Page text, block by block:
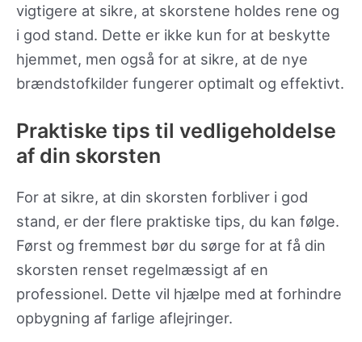
vigtigere at sikre, at skorstene holdes rene og
i god stand. Dette er ikke kun for at beskytte
hjemmet, men også for at sikre, at de nye
brændstofkilder fungerer optimalt og effektivt.
Praktiske tips til vedligeholdelse
af din skorsten
For at sikre, at din skorsten forbliver i god
stand, er der flere praktiske tips, du kan følge.
Først og fremmest bør du sørge for at få din
skorsten renset regelmæssigt af en
professionel. Dette vil hjælpe med at forhindre
opbygning af farlige aflejringer.